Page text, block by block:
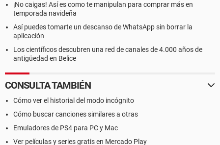
¡No caigas! Así es como te manipulan para comprar más en
temporada navideña
Así puedes tomarte un descanso de WhatsApp sin borrar la
aplicación
Los científicos descubren una red de canales de 4.000 años de
antigüedad en Belice
CONSULTA TAMBIÉN
Cómo ver el historial del modo incógnito
Cómo buscar canciones similares a otras
Emuladores de PS4 para PC y Mac
Ver películas y series gratis en Mercado Play